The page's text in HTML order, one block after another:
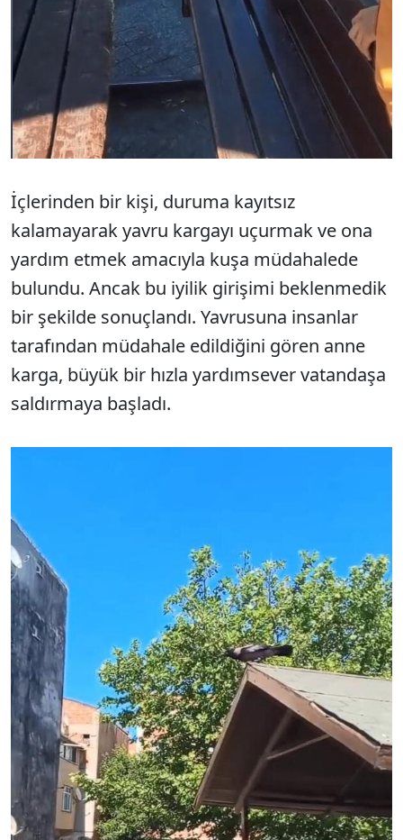
İçlerinden bir kişi, duruma kayıtsız
kalamayarak yavru kargayı uçurmak ve ona
yardım etmek amacıyla kuşa müdahalede
bulundu. Ancak bu iyilik girişimi beklenmedik
bir şekilde sonuçlandı. Yavrusuna insanlar
tarafından müdahale edildiğini gören anne
karga, büyük bir hızla yardımsever vatandaşa
saldırmaya başladı.